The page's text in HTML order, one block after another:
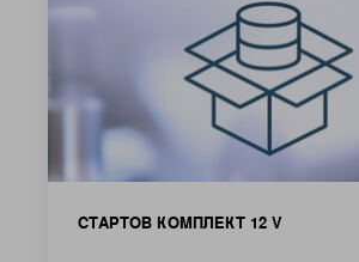
СТАРТОВ КОМПЛЕКТ 12 V